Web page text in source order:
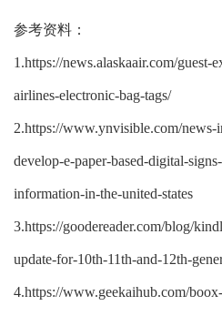
参考资料：
1.https://news.alaskaair.com/guest-
airlines-electronic-bag-tags/
2.https://www.ynvisible.com/
develop-e-paper-based-digital-
information-in-the-united-states
3.https://goodereader.com/blog/
update-for-10th-11th-and-12th-
4.https://www.geekaihub.com/